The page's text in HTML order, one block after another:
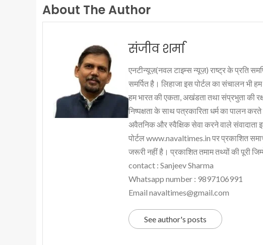
About The Author
संजीव शर्मा
एनटीन्यूज़(नवल टाइम्स न्यूज़) राष्ट्र के प्रति
समर्पित है। लिहाजा इस पोर्टल का संचालन भी
हम भारत की एकता, अखंडता तथा संप्रभुता की
निष्पक्षता के साथ पत्रकारिता धर्म का पालन करते
अवैतनिक और स्वैक्षिक सेवा करने वाले संवादाता
पोर्टल www.navaltimes.in पर प्रकाशित
जरूरी नहीं है। प्रकाशित तमाम तथ्यों की पूरी
contact : Sanjeev Sharma
Whatsapp number : 9897106991
Email navaltimes@gmail.com
See author's posts